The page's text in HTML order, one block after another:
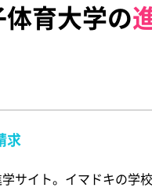
体育大学の
求
サイト。イマドキの学